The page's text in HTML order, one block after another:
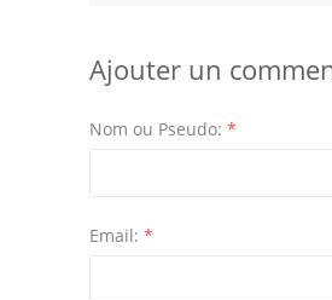
Ajouter un
Nom ou Pseudo: *
Email: *